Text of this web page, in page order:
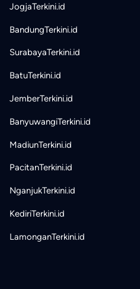
JogjaTerkini.id
BandungTerkini.id
SurabayaTerkini.id
BatuTerkini.id
JemberTerkini.id
BanyuwangiTerkini.id
MadiunTerkini.id
PacitanTerkini.id
NganjukTerkini.id
KediriTerkini.id
LamonganTerkini.id